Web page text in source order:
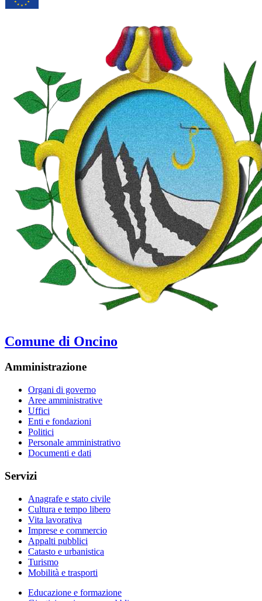
Comune di Oncino
Amministrazione
Organi di governo
Aree amministrative
Uffici
Enti e fondazioni
Politici
Personale amministrativo
Documenti e dati
Servizi
Anagrafe e stato civile
Cultura e tempo libero
Vita lavorativa
Imprese e commercio
Appalti pubblici
Catasto e urbanistica
Turismo
Mobilità e trasporti
Educazione e formazione